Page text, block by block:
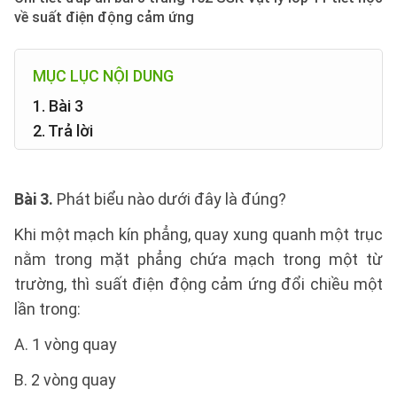
về suất điện động cảm ứng
MỤC LỤC NỘI DUNG
1. Bài 3
2. Trả lời
Bài 3. Phát biểu nào dưới đây là đúng?
Khi một mạch kín phẳng, quay xung quanh một trục
nằm trong mặt phẳng chứa mạch trong một từ
trường, thì suất điện động cảm ứng đổi chiều một
lần trong:
A. 1 vòng quay
B. 2 vòng quay